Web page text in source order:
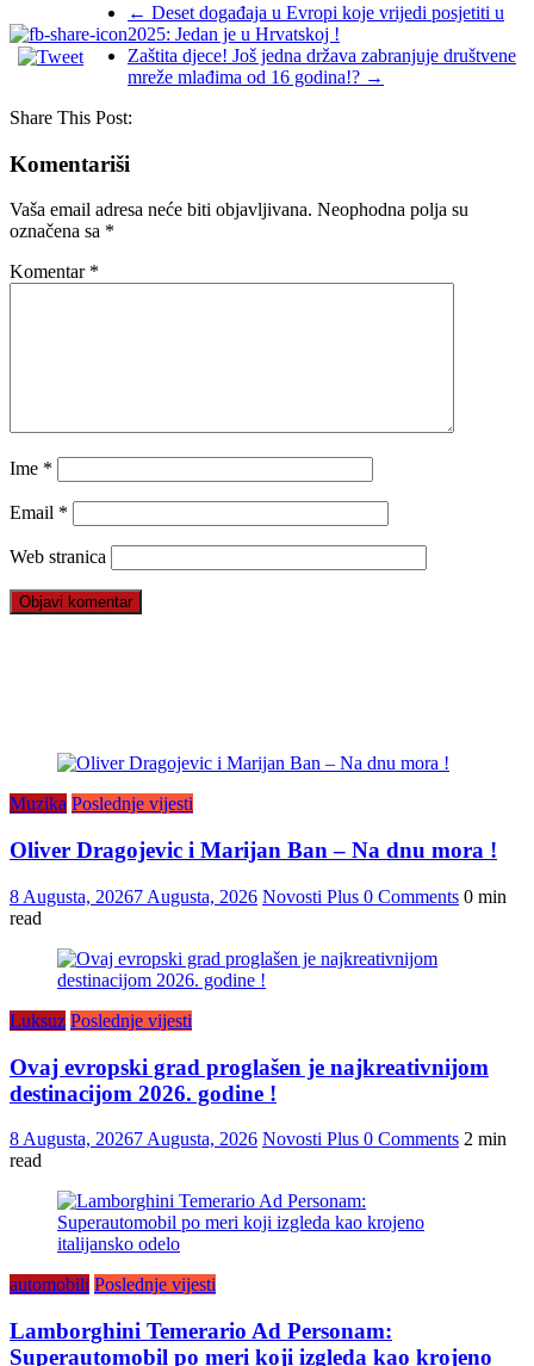
← Deset događaja u Evropi koje vrijedi posjetiti u
2025: Jedan je u Hrvatskoj !
Zaštita djece! Još jedna država zabranjuje društvene
mreže mlađima od 16 godina!? →
Share This Post:
Komentariši
Vaša email adresa neće biti objavljivana. Neophodna polja su
označena sa *
Komentar *
Ime *
Email *
Web stranica
Muzika Poslednje vijesti
Oliver Dragojevic i Marijan Ban – Na dnu mora !
8 Augusta, 20267 Augusta, 2026 Novosti Plus 0 Comments 0 min
read
Luksuz Poslednje vijesti
Ovaj evropski grad proglašen je najkreativnijom
destinacijom 2026. godine !
8 Augusta, 20267 Augusta, 2026 Novosti Plus 0 Comments 2 min
read
automobili Poslednje vijesti
Lamborghini Temerario Ad Personam:
Superautomobil po meri koji izgleda kao krojeno